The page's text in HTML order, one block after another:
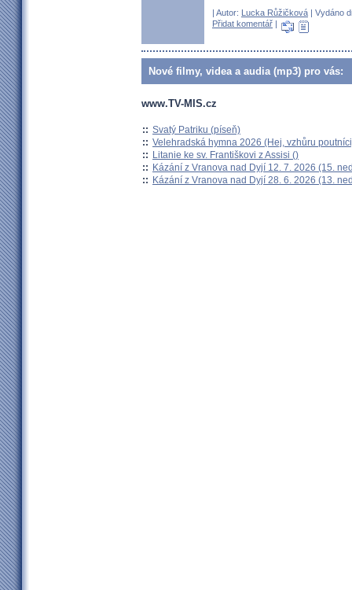
| Autor: Lucka Růžičková | Vydáno
Přidat komentář |
Nové filmy, videa a audia (mp3) pro vás:
www.TV-MIS.cz
:: Svatý Patriku (píseň)
:: Velehradská hymna 2026 (Hej, vzhůru
:: Litanie ke sv. Františkovi z Assisi ()
:: Kázání z Vranova nad Dyjí 12. 7. 2026 (15.
:: Kázání z Vranova nad Dyjí 28. 6. 2026 (13.